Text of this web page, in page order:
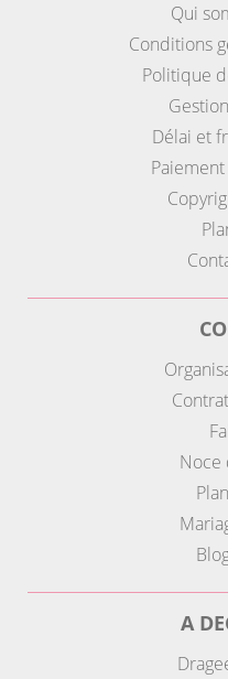
Qui
Conditions
Politique
Délai et
Noce
A